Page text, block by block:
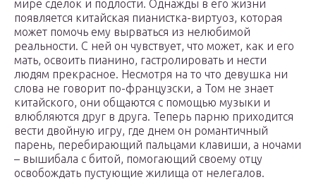
мире сделок и подлости. Однажды в его жизни
появляется китайская пианистка-виртуоз, которая
может помочь ему вырваться из нелюбимой
реальности. С ней он чувствует, что может, как и его
мать, освоить пианино, гастролировать и нести
людям прекрасное. Несмотря на то что девушка ни
слова не говорит по-французски, а Том не знает
китайского, они общаются с помощью музыки и
влюбляются друг в друга. Теперь парню приходится
вести двойную игру, где днем он романтичный
парень, перебирающий пальцами клавиши, а ночами
– вышибала с битой, помогающий своему отцу
освобождать пустующие жилища от нелегалов.